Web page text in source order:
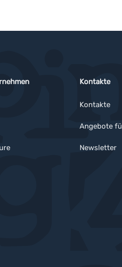
Kontakte
Kontakte
Angebote
Newsletter